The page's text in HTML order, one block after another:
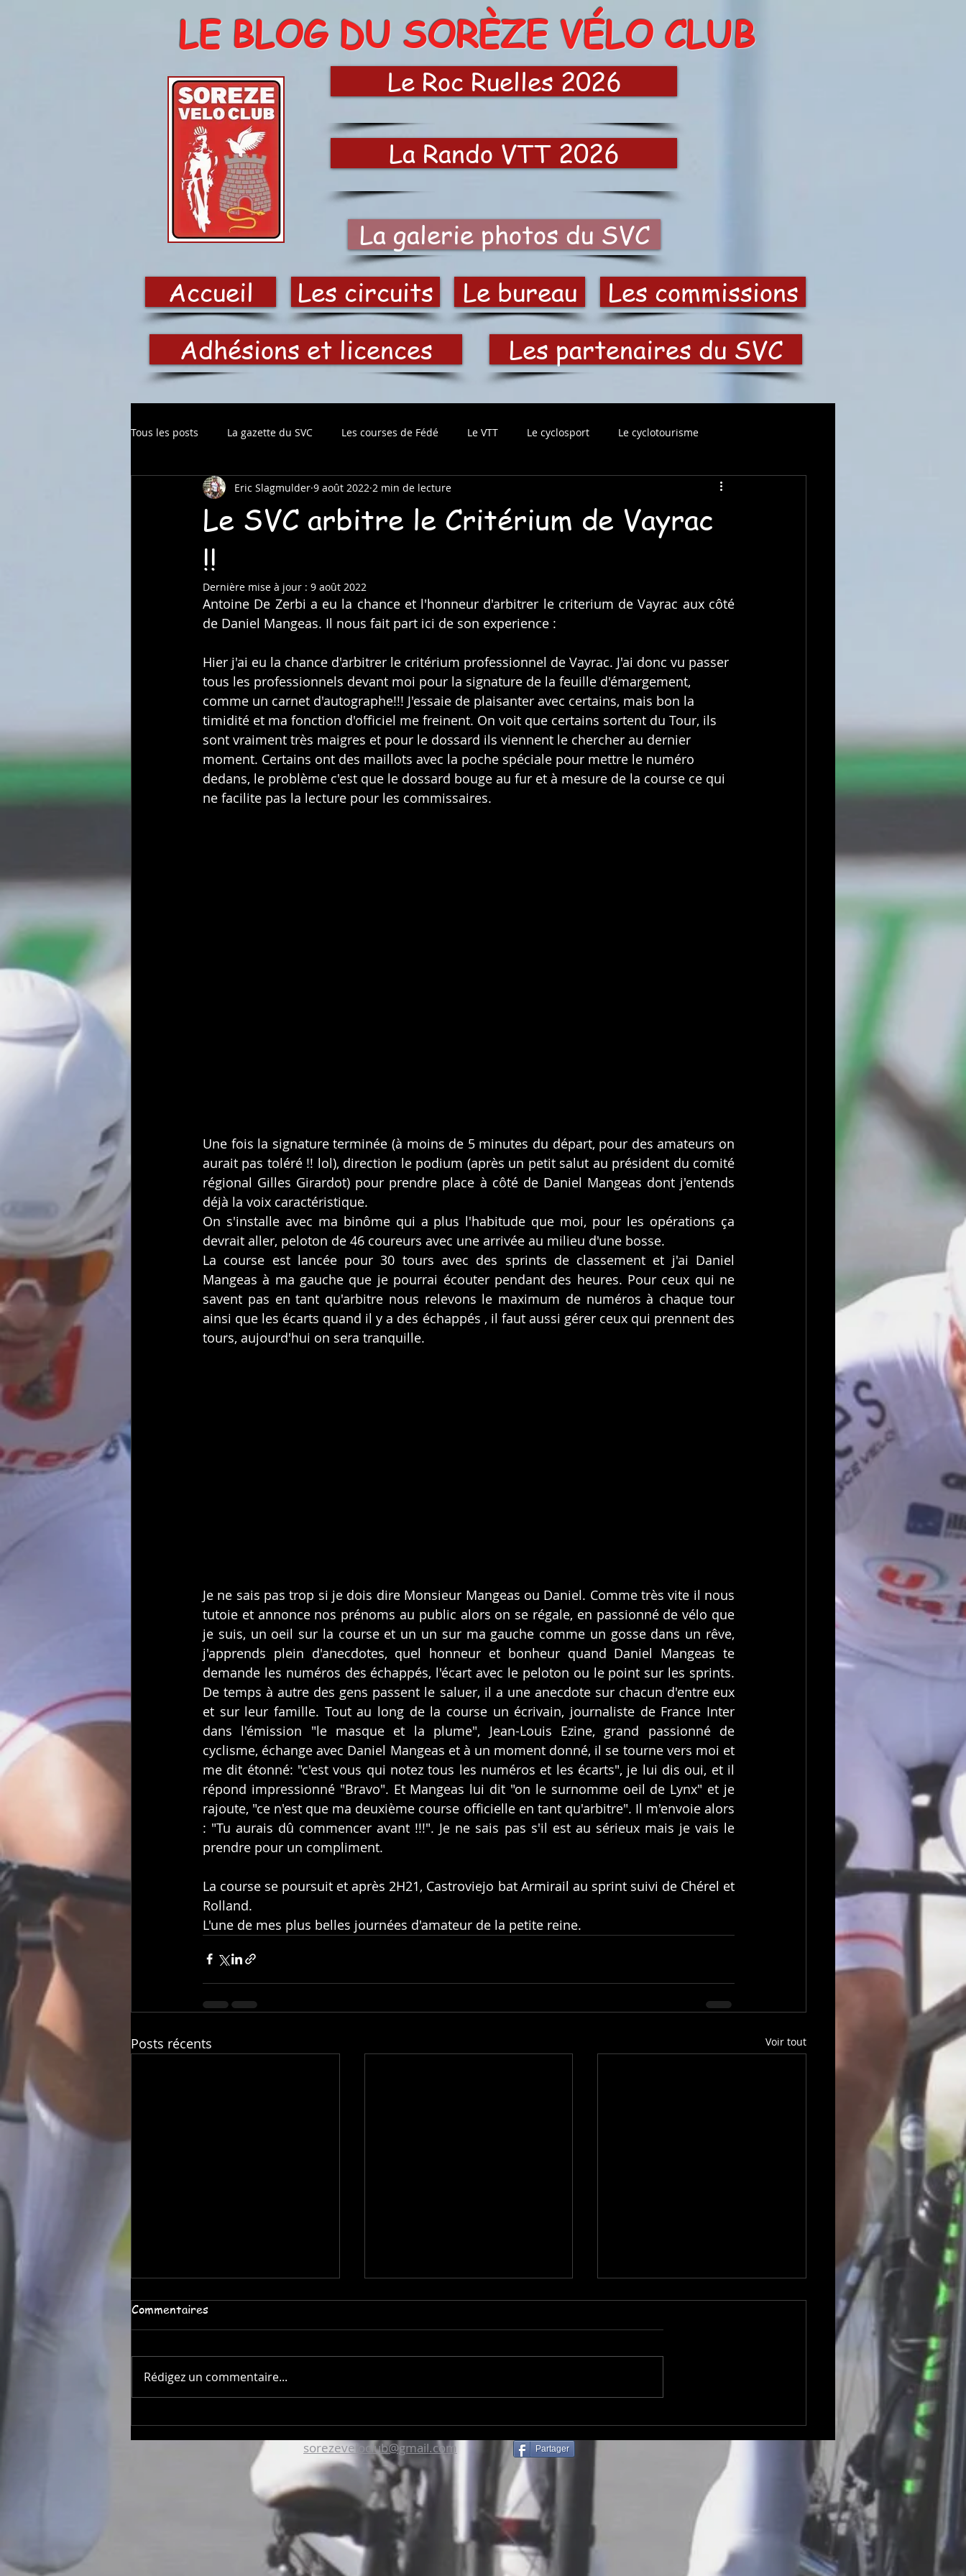
LE BLOG DU SORÈZE VÉLO CLUB
Le Roc Ruelles 2026
La Rando VTT 2026
La galerie photos du SVC
Accueil
Les circuits Le bureau
Les commissions
Adhésions et licences
Les partenaires du SVC
Tous les posts La gazette du SVC Les courses de Fédé Le VTT Le cyclosport Le cyclotourisme
Le SVC arbitre le Critérium de Vayrac
!!
Eric Slagmulder 9 août 2022 2 min de lecture
Dernière mise à jour : 9 août 2022
Antoine De Zerbi a eu la chance et l'honneur d'arbitrer le criterium de Vayrac aux côté
de Daniel Mangeas. Il nous fait part ici de son experience :
Hier j'ai eu la chance d'arbitrer le critérium professionnel de Vayrac. J'ai donc vu passer
tous les professionnels devant moi pour la signature de la feuille d'émargement,
comme un carnet d'autographe!!! J'essaie de plaisanter avec certains, mais bon la
timidité et ma fonction d'officiel me freinent. On voit que certains sortent du Tour, ils
sont vraiment très maigres et pour le dossard ils viennent le chercher au dernier
moment. Certains ont des maillots avec la poche spéciale pour mettre le numéro
dedans, le problème c'est que le dossard bouge au fur et à mesure de la course ce qui
ne facilite pas la lecture pour les commissaires.
Une fois la signature terminée (à moins de 5 minutes du départ, pour des amateurs on
aurait pas toléré !! lol), direction le podium (après un petit salut au président du comité
régional Gilles Girardot) pour prendre place à côté de Daniel Mangeas dont j'entends
déjà la voix caractéristique.
On s'installe avec ma binôme qui a plus l'habitude que moi, pour les opérations ça
devrait aller, peloton de 46 coureurs avec une arrivée au milieu d'une bosse.
La course est lancée pour 30 tours avec des sprints de classement et j'ai Daniel
Mangeas à ma gauche que je pourrai écouter pendant des heures. Pour ceux qui ne
savent pas en tant qu'arbitre nous relevons le maximum de numéros à chaque tour
ainsi que les écarts quand il y a des échappés , il faut aussi gérer ceux qui prennent des
tours, aujourd'hui on sera tranquille.
Je ne sais pas trop si je dois dire Monsieur Mangeas ou Daniel. Comme très vite il nous
tutoie et annonce nos prénoms au public alors on se régale, en passionné de vélo que
je suis, un oeil sur la course et un un sur ma gauche comme un gosse dans un rêve,
j'apprends plein d'anecdotes, quel honneur et bonheur quand Daniel Mangeas te
demande les numéros des échappés, l'écart avec le peloton ou le point sur les sprints.
De temps à autre des gens passent le saluer, il a une anecdote sur chacun d'entre eux
et sur leur famille. Tout au long de la course un écrivain, journaliste de France Inter
dans l'émission "le masque et la plume", Jean-Louis Ezine, grand passionné de
cyclisme, échange avec Daniel Mangeas et à un moment donné, il se tourne vers moi et
me dit étonné: "c'est vous qui notez tous les numéros et les écarts", je lui dis oui, et il
répond impressionné "Bravo". Et Mangeas lui dit "on le surnomme oeil de Lynx" et je
rajoute, "ce n'est que ma deuxième course officielle en tant qu'arbitre". Il m'envoie alors
: "Tu aurais dû commencer avant !!!". Je ne sais pas s'il est au sérieux mais je vais le
prendre pour un compliment.
La course se poursuit et après 2H21, Castroviejo bat Armirail au sprint suivi de Chérel et
Rolland.
L'une de mes plus belles journées d'amateur de la petite reine.
Posts récents Voir tout
Le Roc Ruelles : Une course
VTT pour les fêtes de
Clément est devenu Vice-
Champion de France Espoir
du chrono, Guillaume
médaille de bronze en
Vétérans
Une aventure pyrénéenne
gravée dans les souvenirs
Commentaires
Rédigez un commentaire...
sorezeveloclub@gmail.com Partager